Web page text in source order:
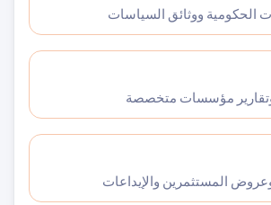
الحكومية ووثائق السياسات
مؤسسات متخصصة
وعروض المستثمرين والإيداعات